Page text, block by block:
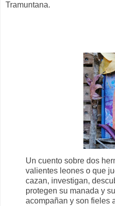
Tramuntana.
Un cuento sobre dos
valientes leones o que
cazan, investigan,
protegen su manada y
acompañan y son fieles